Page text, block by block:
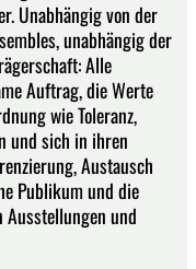
Unabhängig von der
unabhängig der
Alle
Auftrag, die Werte
wie Toleranz,
und sich in ihren
Austausch
Publikum und die
und